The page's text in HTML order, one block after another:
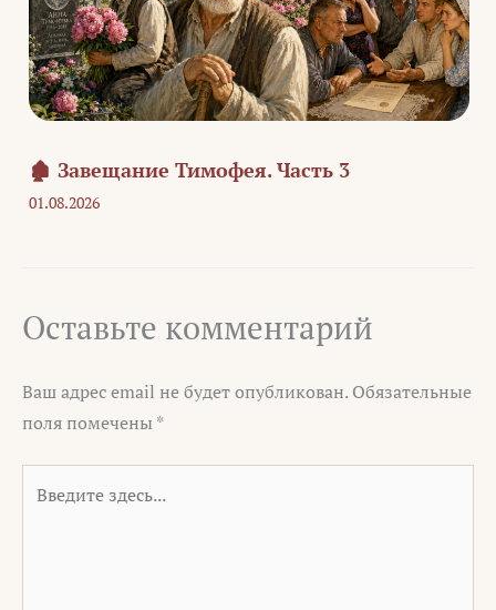
🏚️ Завещание Тимофея. Часть 3
01.08.2026
Оставьте комментарий
Ваш адрес email не будет опубликован. Обязательные
поля помечены *
здесь...